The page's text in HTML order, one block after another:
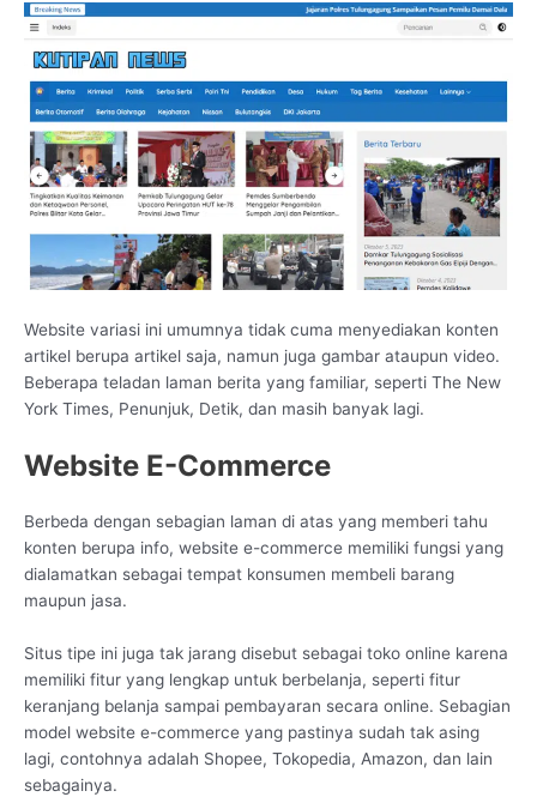
Website variasi ini umumnya tidak cuma menyediakan konten
artikel berupa artikel saja, namun juga gambar ataupun video.
Beberapa teladan laman berita yang familiar, seperti The New
York Times, Penunjuk, Detik, dan masih banyak lagi.
Website E-Commerce
Berbeda dengan sebagian laman di atas yang memberi tahu
konten berupa info, website e-commerce memiliki fungsi yang
dialamatkan sebagai tempat konsumen membeli barang
maupun jasa.
Situs tipe ini juga tak jarang disebut sebagai toko online karena
memiliki fitur yang lengkap untuk berbelanja, seperti fitur
keranjang belanja sampai pembayaran secara online. Sebagian
model website e-commerce yang pastinya sudah tak asing
lagi, contohnya adalah Shopee, Tokopedia, Amazon, dan lain
sebagainya.